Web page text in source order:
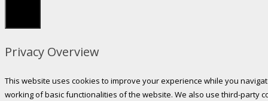
Privacy Overview
This website uses cookies to improve your experience while you
working of basic functionalities of the website. We also use third-party